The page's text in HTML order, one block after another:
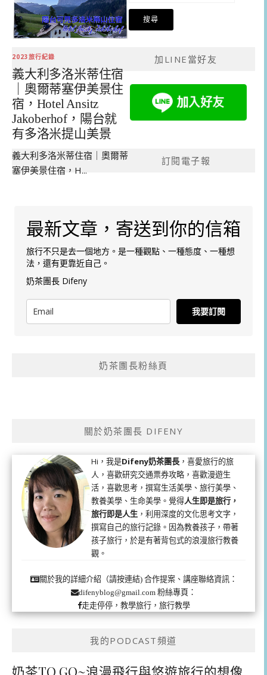
2023旅行紀錄
義大利多洛米蒂住宿
｜奧爾蒂塞伊美景住
宿，Hotel Ansitz
Jakoberhof，陽台就
有多洛米提山美景
義大利多洛米蒂住宿｜奧爾蒂
塞伊美景住宿，H...
關
加LINE當好友
訂閱電子報
最新文章，寄送到你的信箱
旅行不只是去一個地方。是一種觀點、一種態度、一種想
法，還有更靠近自己。
奶茶團長 Difeny
我要訂閱
奶茶團長粉絲頁
關於奶茶團長 DIFENY
Hi，我是Difeny奶茶團長 ，喜愛旅行的旅
人，喜歡研究交通票券攻略，喜歡漫遊生
活，喜歡思考，撰寫生活美學、旅行美學、
教養美學、生命美學。覺得人生即是旅行，
旅行即是人生 ，利用深度的文化思考文字，
撰寫自己的旅行記錄。因為教養孩子，帶著
孩子旅行，於是有著背包式的浪漫旅行教養
觀。
關於我的詳細介紹（請按連結)合作提案、講座聯絡資訊：
difenyblog@gmail.com 粉絲專頁：
走走停停，教學旅行，旅行教學
我的PODCAST頻道
奶茶TO GO~浪漫飛行與悠遊旅行的想像